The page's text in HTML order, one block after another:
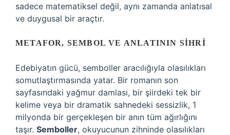
sadece matematiksel değil, aynı zamanda anlatısal
ve duygusal bir araçtır.
METAFOR, SEMBOL VE ANLATININ SIHRI
Edebiyatın gücü, semboller aracılığıyla olasılıkları
somutlaştırmasında yatar. Bir romanın son
sayfasındaki yağmur damlası, bir şiirdeki tek bir
kelime veya bir dramatik sahnedeki sessizlik, 1
milyonda bir gerçekleşen bir anın tüm ağırlığını
taşır. Semboller, okuyucunun zihninde olasılıkları